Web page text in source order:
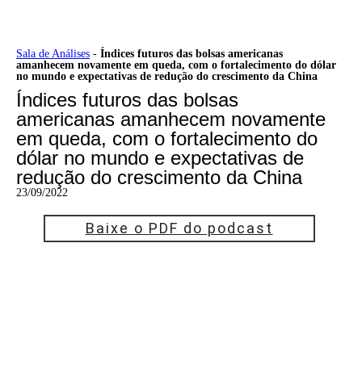
Ir
para
o
conteúdo
Sala de Análises - Índices futuros das bolsas americanas
amanhecem novamente em queda, com o fortalecimento do dólar
no mundo e expectativas de redução do crescimento da China
Índices futuros das bolsas
americanas amanhecem novamente
em queda, com o fortalecimento do
dólar no mundo e expectativas de
redução do crescimento da China
23/09/2022
Baixe o PDF do podcast